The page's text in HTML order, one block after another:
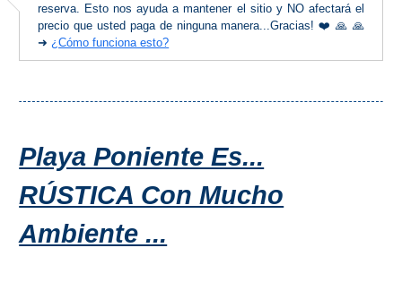
Nerja
Maro
Mijas
PROVINCES
reserva. Esto nos ayuda a mantener el sitio y NO afectará el
precio que usted paga de ninguna manera...Gracias! ❤️ 🙏 🙏
➜¿Cómo funciona esto?
Playa Poniente Es...
RÚSTICA Con Mucho
Ambiente ...